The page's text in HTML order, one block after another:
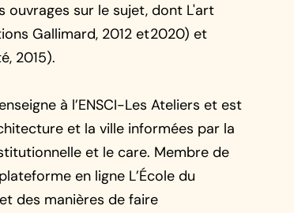
ouvrages sur le sujet, dont L'art
Gallimard, 2012 et2020) et
2015).
à l’ENSCI-Les Ateliers et est
et la ville informées par la
et le care. Membre de
en ligne L’École du
des manières de faire